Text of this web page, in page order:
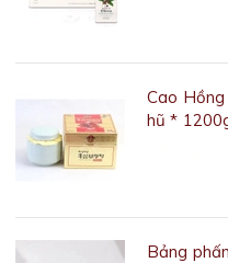
Cao
hũ *
Bảng